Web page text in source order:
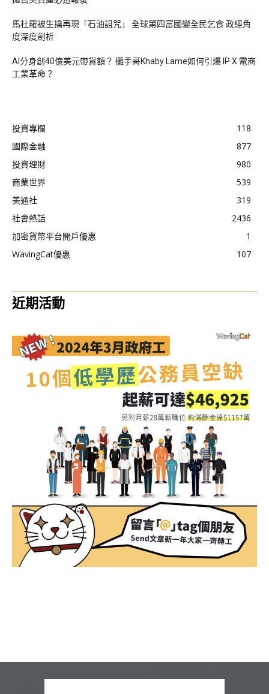
馬杜羅被生擒再現「石油詛咒」 全球第四富國變全民乞食 政經角
度深度剖析
AI分身創40億美元帶貨額？ 攤手哥Khaby Lame如何引爆 IP X 電商
工業革命？
投資專欄
118
國際金融
877
投資理財
980
商業世界
539
美通社
319
社會熱話
2436
加密貨幣平台開戶優惠
1
WavingCat優惠
107
近期活動